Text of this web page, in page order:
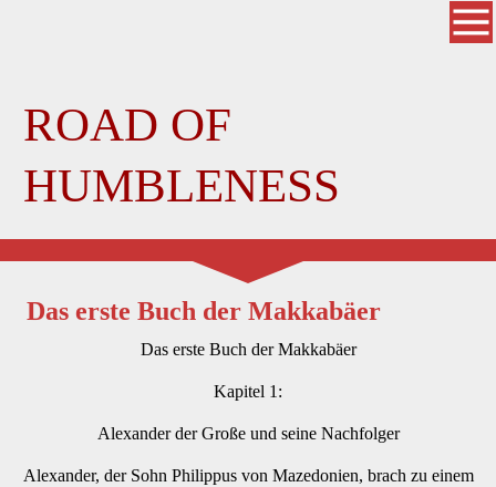
ROAD OF
HUMBLENESS
Das erste Buch der Makkabäer
Das erste Buch der Makkabäer
Kapitel 1:
Alexander der Große und seine Nachfolger
Alexander, der Sohn Philippus von Mazedonien, brach zu einem